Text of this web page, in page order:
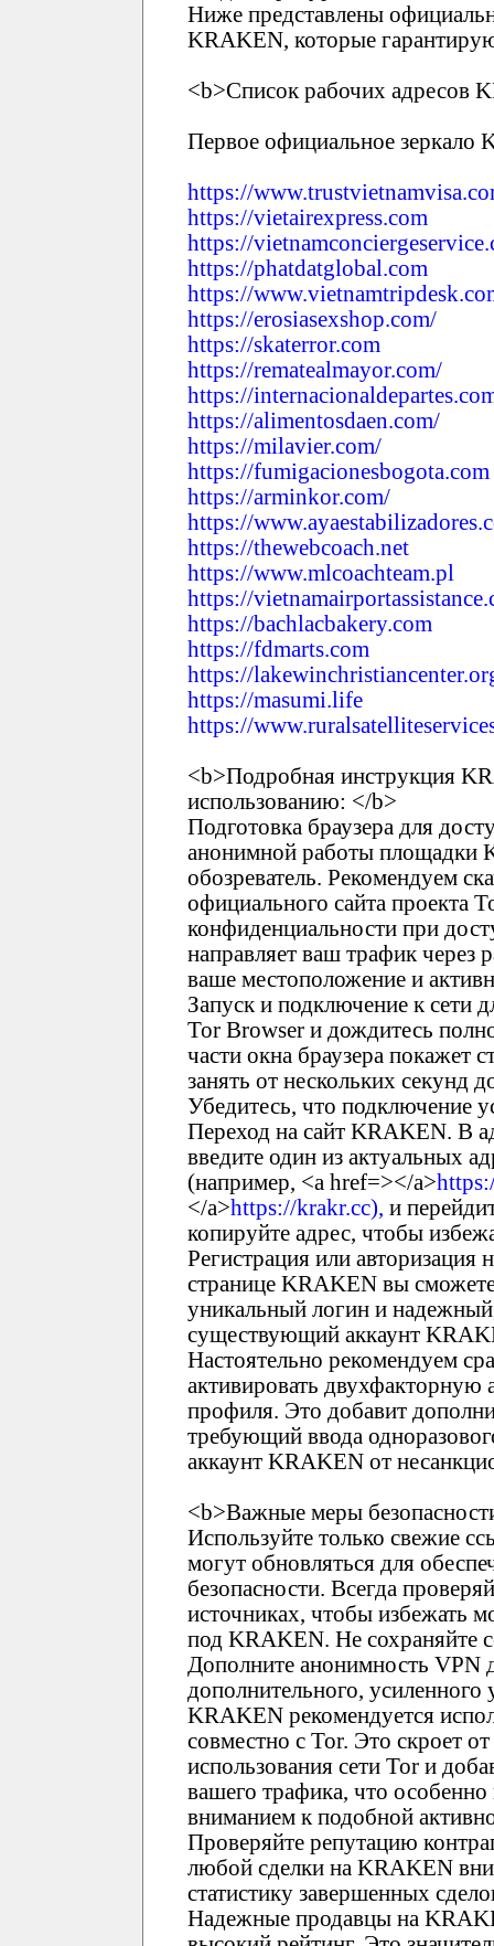
Ниже представлены
KRAKEN, которые
<b>Список рабочих адресов
Первое официальное зеркало
https://
https://vietairexpress.com
https://
https://phatdatglobal.com
https://
https://erosiasexshop.com/
https://skaterror.com
https://rematealmayor.com/
https://
https://alimentosdaen.com/
https://milavier.com/
https://fumigacionesbogota.com
https://arminkor.com/
https://
https://thewebcoach.net
https://www.mlcoachteam.pl
https://
https://bachlacbakery.com
https://fdmarts.com
https://
https://masumi.life
https://
<b>Подробная инструкция
использованию: </b>
Подготовка браузера для
анонимной работы площадки
обозреватель. Рекомендуем
официального сайта проекта
конфиденциальности при
направляет ваш трафик через
ваше местоположение и
Запуск и подключение к сети
Tor Browser и дождитесь
части окна браузера покажет
занять от нескольких
Убедитесь, что подключение
Переход на сайт KRAKEN. В
введите один из актуальных
(например, <a href=></a>
</a>https://krakr.cc), и
копируйте адрес, чтобы
Регистрация или
странице KRAKEN вы
уникальный логин и
существующий аккаунт
Настоятельно рекомендуем
активировать двухфакторную
профиля. Это добавит
требующий ввода
аккаунт KRAKEN от
<b>Важные меры
Используйте только свежие
могут обновляться для
безопасности. Всегда
источниках, чтобы избежать
под KRAKEN. Не сохраняйте
Дополните анонимность VPN
дополнительного,
KRAKEN рекомендуется
совместно с Tor. Это скроет
использования сети Tor и
вашего трафика, что
вниманием к подобной
Проверяйте репутацию
любой сделки на KRAKEN
статистику завершенных
Надежные продавцы на